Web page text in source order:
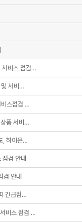
비스 점검…
서비…
스점검 …
품 서비…
, 하이온…
검 안내
안내
긴급점…
비스 점검 …